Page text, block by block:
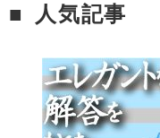
人気記事